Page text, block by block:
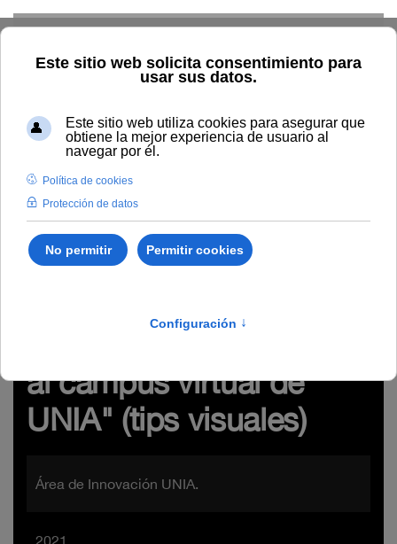
Inicio Innovación
Conocimiento abierto y difusión
Recursos Educativos en abierto
campus virtual de UNIA" (tips visuales)
al campus virtual de
UNIA" (tips visuales)
Área de Innovación UNIA.
2021